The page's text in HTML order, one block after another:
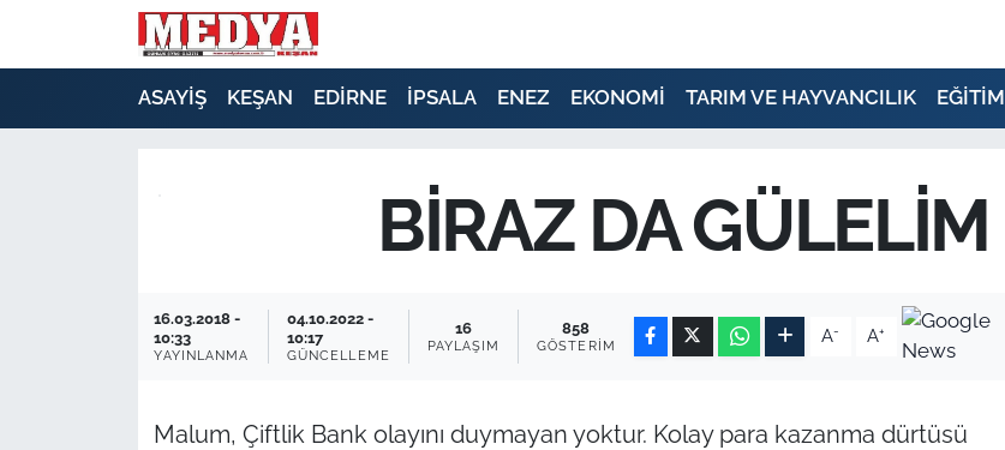
ASAYİŞ KEŞAN EDİRNE İPSALA ENEZ EKONOMİ TARIM VE HAYVANCILIK EĞİTİM
BİRAZ DA GÜLELİM
16.03.2018 -
10:33
YAYINLANMA
04.10.2022 -
10:17
GÜNCELLEME
16
PAYLAŞIM
858
GÖSTERIM A- A+
Malum, Çiftlik Bank olayını duymayan yoktur. Kolay para kazanma dürtüsü
GÜNDEM